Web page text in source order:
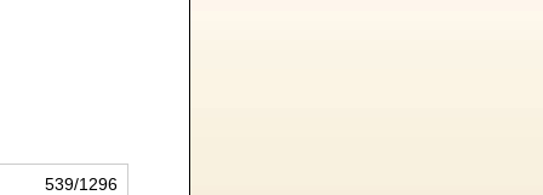
539/1296